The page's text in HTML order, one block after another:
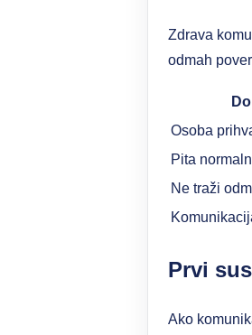
Zdrava
odmah
Osoba
Pita
Ne traži
Prvi
Ako